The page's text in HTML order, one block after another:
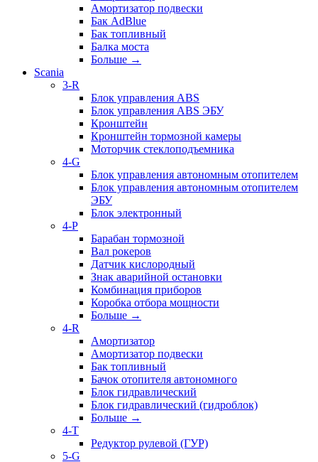
Амортизатор подвески
Бак AdBlue
Бак топливный
Балка моста
Больше →
Scania
3-R
Блок управления ABS
Блок управления ABS ЭБУ
Кронштейн
Кронштейн тормозной камеры
Моторчик стеклоподъемника
4-G
Блок управления автономным отопителем
Блок управления автономным отопителем
ЭБУ
Блок электронный
4-P
Барабан тормозной
Вал рокеров
Датчик кислородный
Знак аварийной остановки
Комбинация приборов
Коробка отбора мощности
Больше →
4-R
Амортизатор
Амортизатор подвески
Бак топливный
Бачок отопителя автономного
Блок гидравлический
Блок гидравлический (гидроблок)
Больше →
4-T
Редуктор рулевой (ГУР)
5-G